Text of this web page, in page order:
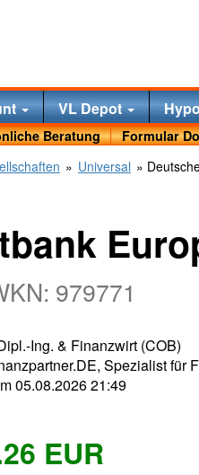
VL Depot
Beratung
Formular
» Universal »
979771
Ing. & Finanzwirt (COB)
Spezialist für
05.08.2026 21:49
EUR